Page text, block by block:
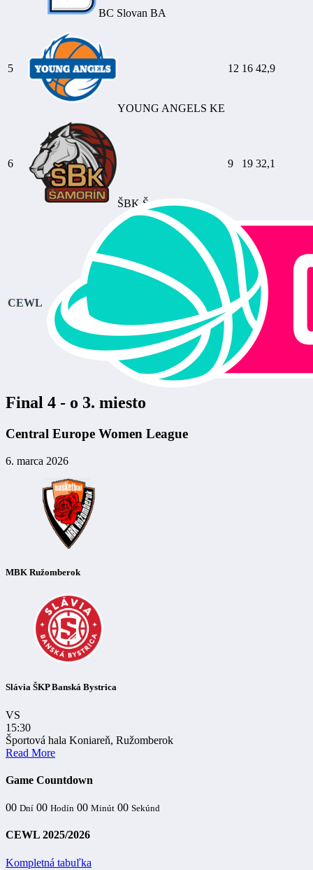
BC Slovan BA
5
YOUNG ANGELS KE
12 16 42,9
6
ŠBK Šamorín
9 19 32,1
CEWL
Final 4 - o 3. miesto
Central Europe Women League
6. marca 2026
MBK Ružomberok
Slávia ŠKP Banská Bystrica
VS
15:30
Športová hala Koniareň, Ružomberok
Read More
Game Countdown
00 Dní 00 Hodín 00 Minút 00 Sekúnd
CEWL 2025/2026
Kompletná tabuľka